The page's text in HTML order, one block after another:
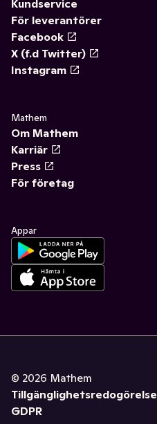
Kundservice
För leverantörer
Facebook
X (f.d Twitter)
Instagram
Mathem
Om Mathem
Karriär
Press
För företag
Appar
© 2026 Mathem
Tillgänglighetsredogörelse
GDPR